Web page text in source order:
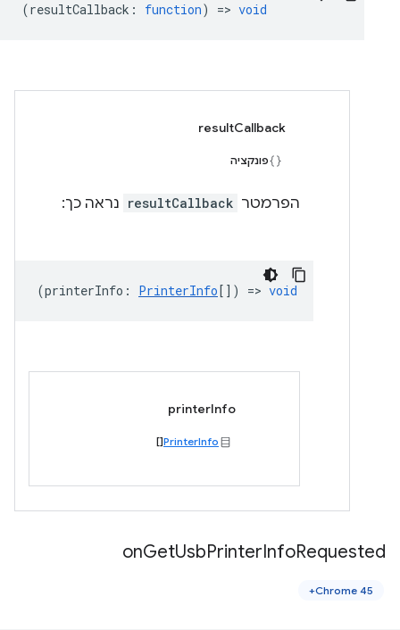
(resultCallback : function) => void
resultCallback
פונקציה
הפרמטר resultCallback נראה כך:
(printerInfo : PrinterInfo[]) => void
printerInfo
PrinterInfo
[]
onGetUsbPrinterInfoRequested
Chrome 45+